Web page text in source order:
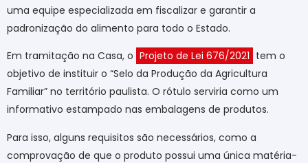
uma equipe especializada em fiscalizar e garantir a
padronização do alimento para todo o Estado.
Em tramitação na Casa, o Projeto de Lei 676/2021 tem o
objetivo de instituir o “Selo da Produção da Agricultura
Familiar” no território paulista. O rótulo serviria como um
informativo estampado nas embalagens de produtos.
Para isso, alguns requisitos são necessários, como a
comprovação de que o produto possui uma única matéria-